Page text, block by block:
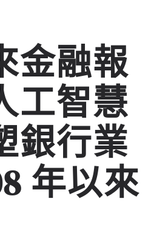
金融報
工智慧
銀行業
年以來